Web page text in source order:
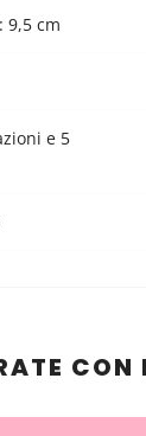
9,5 cm
e 5
CON